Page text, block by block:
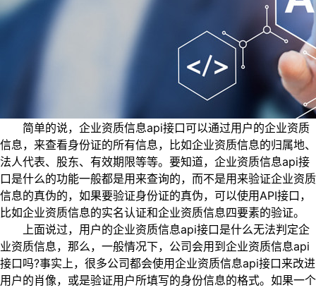
简单的说，企业资质信息api接口可以通过用户的企业资质
信息，来查看身份证的所有信息，比如企业资质信息的归属地、
法人代表、股东、有效期限等等。要知道，企业资质信息api接
口是什么的功能一般都是用来查询的，而不是用来验证企业资质
信息的真伪的，如果要验证身份证的真伪，可以使用API接口，
比如企业资质信息的实名认证和企业资质信息四要素的验证。
上面说过，用户的企业资质信息api接口是什么无法判定企
业资质信息，那么，一般情况下，公司会用到企业资质信息api
接口吗?事实上，很多公司都会使用企业资质信息api接口来改进
用户的肖像，或是验证用户所填写的身份信息的格式。如果一个